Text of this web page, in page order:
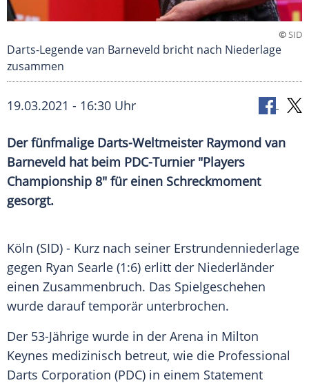
©SID
Darts-Legende van Barneveld bricht nach Niederlage
zusammen
19.03.2021 - 16:30 Uhr
Der fünfmalige Darts-Weltmeister Raymond van
Barneveld hat beim PDC-Turnier "Players
Championship 8" für einen Schreckmoment
gesorgt.
Köln (SID) - Kurz nach seiner Erstrundenniederlage
gegen Ryan Searle (1:6) erlitt der Niederländer
einen Zusammenbruch. Das Spielgeschehen
wurde darauf temporär unterbrochen.
Der 53-Jährige wurde in der Arena in Milton
Keynes medizinisch betreut, wie die Professional
Darts Corporation (PDC) in einem Statement